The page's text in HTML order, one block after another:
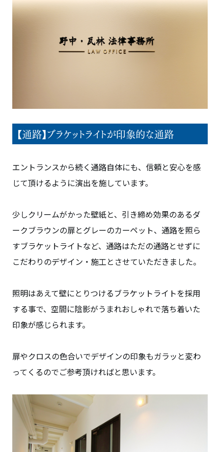
【通路】ブラケットライトが印象的な通路
エントランスから続く通路自体にも、信頼と安心を感
じて頂けるように演出を施しています。
少しクリームがかった壁紙と、引き締め効果のあるダ
ークブラウンの扉とグレーのカーペット、通路を照ら
すブラケットライトなど、通路はただの通路とせずに
こだわりのデザイン・施工とさせていただきました。
照明はあえて壁にとりつけるブラケットライトを採用
する事で、空間に陰影がうまれおしゃれで落ち着いた
印象が感じられます。
扉やクロスの色合いでデザインの印象もガラッと変わ
ってくるのでご参考頂ければと思います。